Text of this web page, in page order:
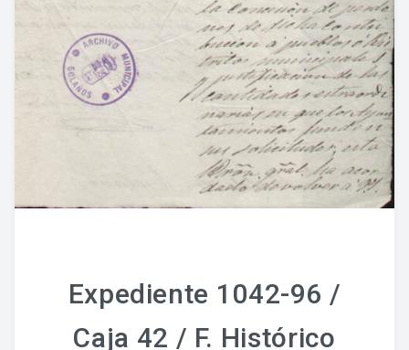
Expediente 1042-96 /
Caja 42 / F. Histórico